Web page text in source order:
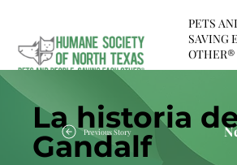
PETS
SAVING
OTHER®
La historia
Gandalf
Previous Story